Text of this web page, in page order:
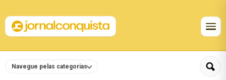
Navegue pelas categorias